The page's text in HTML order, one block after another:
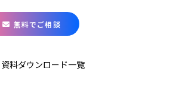
無料でご相談
資料ダウンロード一覧